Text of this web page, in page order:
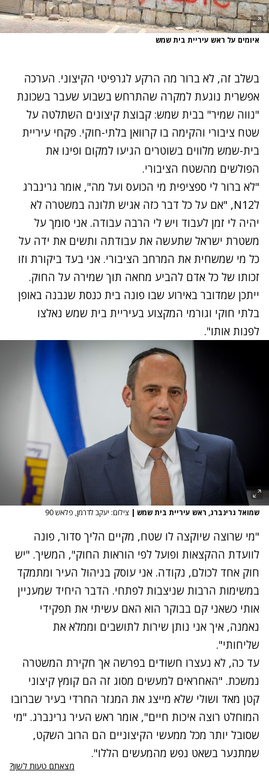
איומים על ראש עיריית בית שמש
בשלב זה, לא ברור מה הרקע לגרפיטי הקיצוני. הערכה
אפשרית נוגעת למקרה שהתרחש בשבוע שעבר בשכונת
"נווה שמיר" בבית שמש: קבוצת קיצונים השתלטה על
שטח ציבורי והקימה בו קרוואן בלתי-חוקי. פקחי עיריית
בית-שמש מלווים בשוטרים הגיעו למקום ופינו את
הפולשים מהשטח הציבורי.
"לא ברור לי ספציפית מי הכועס ועל מה", אומר גרינברג
לN12, "אם על כל דבר כזה אגיש תלונה במשטרה לא
יהיה לי זמן לעבוד ויש לי הרבה עבודה. אני סומך על
משטרת ישראל שתעשה את עבודתה ותשים את ידה על
כל מי שמשחית את המרחב הציבורי. אני בעד ביקורת וזו
זכותו של כל אדם להביע מחאה תוך שמירה על החוק.
ייתכן שמדובר באירוע שבו פונה בית כנסת שנבנה באופן
בלתי חוקי וגורמי המקצוע בעיריית בית שמש נאלצו
לפנות אותו".
שמואל גרינברג, ראש עיריית בית שמש | צילום: יעקב לדרמן, פלאש 90
"מי שרוצה שיוקצה לו שטח, מקיים הליך סדור, פונה
לוועדת ההקצאות ופועל לפי הוראות החוק", המשיך. "יש
חוק אחד לכולם, נקודה. אני עוסק בניהול העיר ומתמקד
במשימות הרבות שניצבות לפתחי. הדבר היחיד שמעניין
אותי כשאני קם בבוקר הוא האם עשיתי את תפקידי
נאמנה, איך אני נותן שירות לתושבים וממלא את
שליחותי".
עד כה, לא נעצרו חשודים בפרשה אך חקירת המשטרה
נמשכת. "האחראים למעשים מסוג זה הם קומץ קיצוני
קטן מאד ושולי שלא מייצג את המגזר החרדי בעיר שברובו
המוחלט רוצה איכות חיים", אומר ראש העיר גרינברג. "מי
שסובל יותר מכל ממעשי הקיצוניים הם הרוב השקט,
שמתנער בשאט נפש מהמעשים הללו".
מצאתם טעות לשון?